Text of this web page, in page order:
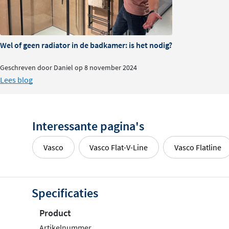
Wel of geen radiator in de badkamer: is het nodig?
Geschreven door Daniel op 8 november 2024
Lees blog
Interessante pagina's
Vasco Vasco Flat-V-Line Vasco Flatline
Specificaties
Product